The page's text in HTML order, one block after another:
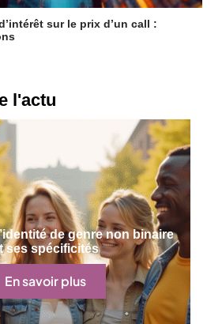
sur le prix d’un call :
l'actu
de genre non binaire
ses spécificités
En savoir plus